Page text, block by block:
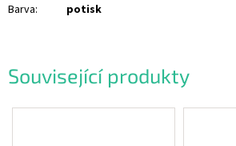
Související produkty
Barva: potisk